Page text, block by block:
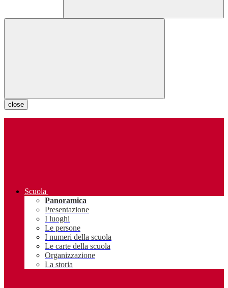
close
Scuola
Panoramica
Presentazione
I luoghi
Le persone
I numeri della scuola
Le carte della scuola
Organizzazione
La storia